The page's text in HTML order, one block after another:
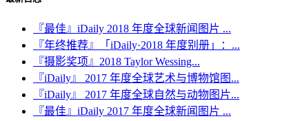
『最佳』iDaily 2018 年度全球新闻图片 ...
『年终推荐』「iDaily·2018 年度别册」：...
『摄影奖项』2018 Taylor Wessing...
『iDaily』 2017 年度全球艺术与博物馆图...
『iDaily』 2017 年度全球自然与动物图片...
『最佳』iDaily 2017 年度全球新闻图片 ...